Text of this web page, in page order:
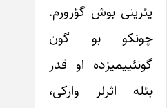
یئرینی بوش گؤرورم.
چونکو بو گون
گونئییمیزده او قدر
بئله اثرلر وارکی،